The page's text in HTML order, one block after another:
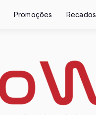
Promoções Recados